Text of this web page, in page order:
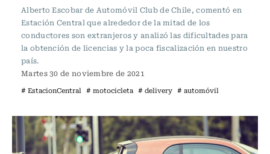
Alberto Escobar de Automóvil Club de Chile, comentó en
Estación Central que alrededor de la mitad de los
conductores son extranjeros y analizó las dificultades para
la obtención de licencias y la poca fiscalización en nuestro
país.
Martes 30 de noviembre de 2021
# EstacionCentral # motocicleta # delivery # automóvil